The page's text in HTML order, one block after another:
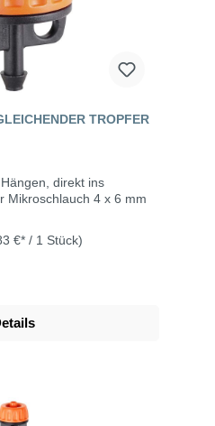
TROPFER
direkt ins
Mikroschlauch 4 x 6 mm
€* / 1 Stück)